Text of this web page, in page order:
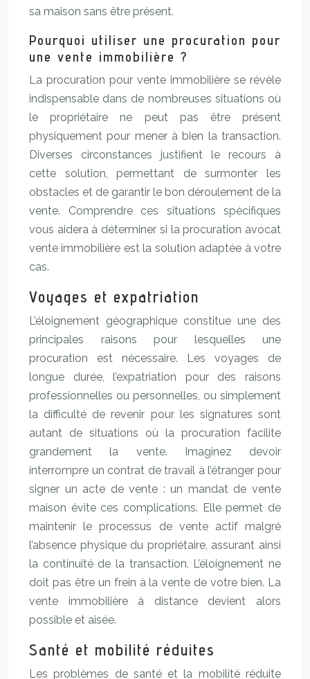
sa maison sans être présent.
Pourquoi utiliser une procuration pour
une vente immobilière ?
La procuration pour vente immobilière se révèle
indispensable dans de nombreuses situations où
le propriétaire ne peut pas être présent
physiquement pour mener à bien la transaction.
Diverses circonstances justifient le recours à
cette solution, permettant de surmonter les
obstacles et de garantir le bon déroulement de la
vente. Comprendre ces situations spécifiques
vous aidera à déterminer si la procuration avocat
vente immobilière est la solution adaptée à votre
cas.
Voyages et expatriation
L’éloignement géographique constitue une des
principales raisons pour lesquelles une
procuration est nécessaire. Les voyages de
longue durée, l’expatriation pour des raisons
professionnelles ou personnelles, ou simplement
la difficulté de revenir pour les signatures sont
autant de situations où la procuration facilite
grandement la vente. Imaginez devoir
interrompre un contrat de travail à l’étranger pour
signer un acte de vente : un mandat de vente
maison évite ces complications. Elle permet de
maintenir le processus de vente actif malgré
l’absence physique du propriétaire, assurant ainsi
la continuité de la transaction. L’éloignement ne
doit pas être un frein à la vente de votre bien. La
vente immobilière à distance devient alors
possible et aisée.
Santé et mobilité réduites
Les problèmes de santé et la mobilité réduite